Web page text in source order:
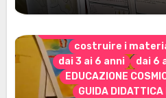
costruire i
dai 3 ai 6 anni
dai 6
EDUCAZIONE
GUIDA DIDATTICA